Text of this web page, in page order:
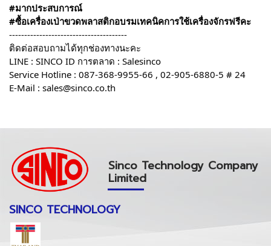
#มากประสบการณ์
#ซื้อเครื่องเป่าขวดพลาสติกอบรมเทคนิคการใช้เครื่องจักรฟรีคะ
---------------------------------------
ติดต่อสอบถามได้ทุกช่องทางนะคะ
LINE : SINCO ID การตลาด : Salesinco
Service Hotline : 087-368-9955-66 , 02-905-6880-5 # 24
E-Mail : sales@sinco.co.th
Sinco Technology Company
Limited
SINCO TECHNOLOGY